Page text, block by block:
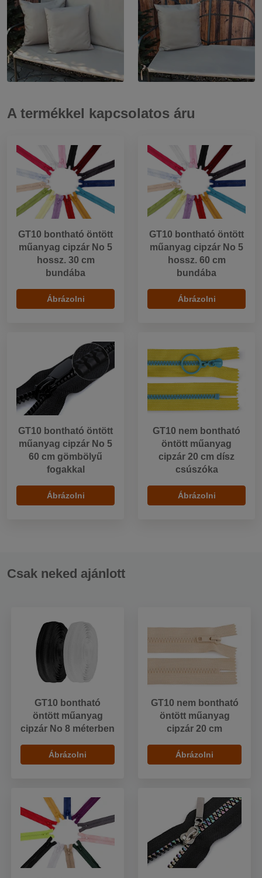
A termékkel kapcsolatos áru
GT10 bontható öntött
műanyag cipzár No 5
hossz. 30 cm
bundába
Ábrázolni
GT10 bontható öntött
műanyag cipzár No 5
hossz. 60 cm
bundába
Ábrázolni
GT10 bontható öntött
műanyag cipzár No 5
60 cm gömbölyű
fogakkal
Ábrázolni
GT10 nem bontható
öntött műanyag
cipzár 20 cm dísz
csúszóka
Ábrázolni
Csak neked ajánlott
GT10 bontható
öntött műanyag
cipzár No 8 méterben
Ábrázolni
GT10 nem bontható
öntött műanyag
cipzár 20 cm
Ábrázolni